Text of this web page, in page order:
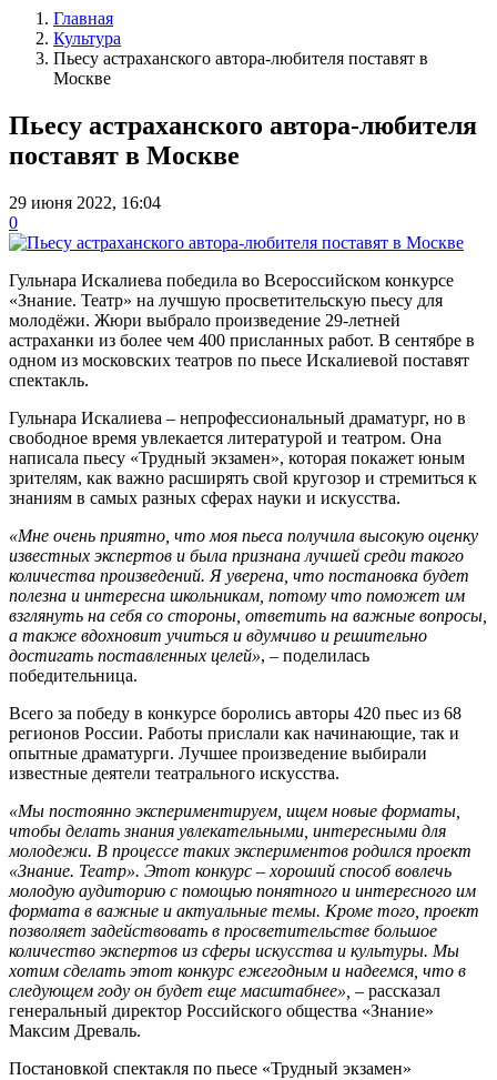
Главная
Культура
Пьесу астраханского автора-любителя поставят в
Москве
Пьесу астраханского автора-любителя
поставят в Москве
29 июня 2022, 16:04
0
Гульнара Искалиева победила во Всероссийском конкурсе
«Знание. Театр» на лучшую просветительскую пьесу для
молодёжи. Жюри выбрало произведение 29-летней
астраханки из более чем 400 присланных работ. В сентябре в
одном из московских театров по пьесе Искалиевой поставят
спектакль.
Гульнара Искалиева – непрофессиональный драматург, но в
свободное время увлекается литературой и театром. Она
написала пьесу «Трудный экзамен», которая покажет юным
зрителям, как важно расширять свой кругозор и стремиться к
знаниям в самых разных сферах науки и искусства.
«Мне очень приятно, что моя пьеса получила высокую оценку
известных экспертов и была признана лучшей среди такого
количества произведений. Я уверена, что постановка будет
полезна и интересна школьникам, потому что поможет им
взглянуть на себя со стороны, ответить на важные вопросы,
а также вдохновит учиться и вдумчиво и решительно
достигать поставленных целей», – поделилась
победительница.
Всего за победу в конкурсе боролись авторы 420 пьес из 68
регионов России. Работы прислали как начинающие, так и
опытные драматурги. Лучшее произведение выбирали
известные деятели театрального искусства.
«Мы постоянно экспериментируем, ищем новые форматы,
чтобы делать знания увлекательными, интересными для
молодежи. В процессе таких экспериментов родился проект
«Знание. Театр». Этот конкурс – хороший способ вовлечь
молодую аудиторию с помощью понятного и интересного им
формата в важные и актуальные темы. Кроме того, проект
позволяет задействовать в просветительстве большое
количество экспертов из сферы искусства и культуры. Мы
хотим сделать этот конкурс ежегодным и надеемся, что в
следующем году он будет еще масштабнее», – рассказал
генеральный директор Российского общества «Знание»
Максим Древаль.
Постановкой спектакля по пьесе «Трудный экзамен»